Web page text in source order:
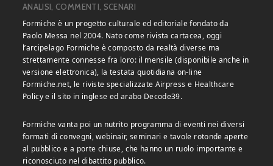
ANALISI, COMMENTI, SCENARI
Formiche è un progetto culturale ed editoriale fondato da
Paolo Messa nel 2004. Nato come rivista cartacea, oggi
l’arcipelago Formiche è composto da realtà diverse ma
strettamente connesse fra loro: il mensile (disponibile anche in
versione elettronica), la testata quotidiana on-line
Formiche.net, le riviste specializzate Airpress e Healthcare
Policy e il sito in inglese ed arabo Decode39.
Formiche vanta poi un nutrito programma di eventi nei diversi
formati di convegni, webinair, seminari e tavole rotonde aperte
al pubblico e a porte chiuse, che hanno un ruolo importante e
riconosciuto nel dibattito pubblico.